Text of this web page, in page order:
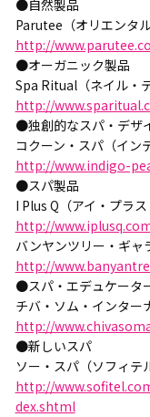
●自然製品
Parutee（オリエンタ
http://
●オーガニック製品
Spa Ritual（ネイル・
http://
●独創的なスパ・デザ
コクーン・スパ（イン
http://www.indigo-
●スパ製品
I Plus Q（アイ・プラス
http://
バンヤンツリー・ギャ
http://
●スパ・エデュケータ
チバ・ソム・インター
http://
●新しいスパ
ソー・スパ（ソフィテ
http://
dex.shtml